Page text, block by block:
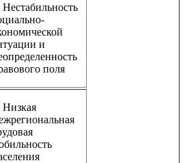
Нестабильность
и
поля
Низкая